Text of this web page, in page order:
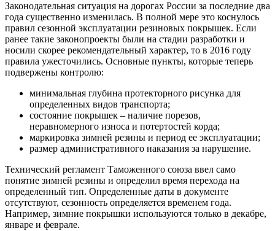
Законодательная ситуация на дорогах России за последние два
года существенно изменилась. В полной мере это коснулось
правил сезонной эксплуатации резиновых покрышек. Если
ранее такие законопроекты были на стадии разработки и
носили скорее рекомендательный характер, то в 2016 году
правила ужесточились. Основные пункты, которые теперь
подвержены контролю:
минимальная глубина протекторного рисунка для
определенных видов транспорта;
состояние покрышек – наличие порезов,
неравномерного износа и потертостей корда;
маркировка зимней резины и период ее эксплуатации;
размер административного наказания за нарушение.
Технический регламент Таможенного союза ввел само
понятие зимней резины и определил время перехода на
определенный тип. Определенные даты в документе
отсутствуют, сезонность определяется временем года.
Например, зимние покрышки используются только в декабре,
январе и феврале.